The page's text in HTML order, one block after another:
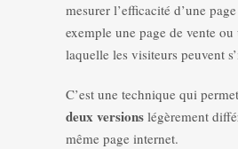
mesurer l’efficacité d’une
exemple une page de vente ou
laquelle les visiteurs peuvent
C’est une technique qui
deux versions légèrement
même page internet.